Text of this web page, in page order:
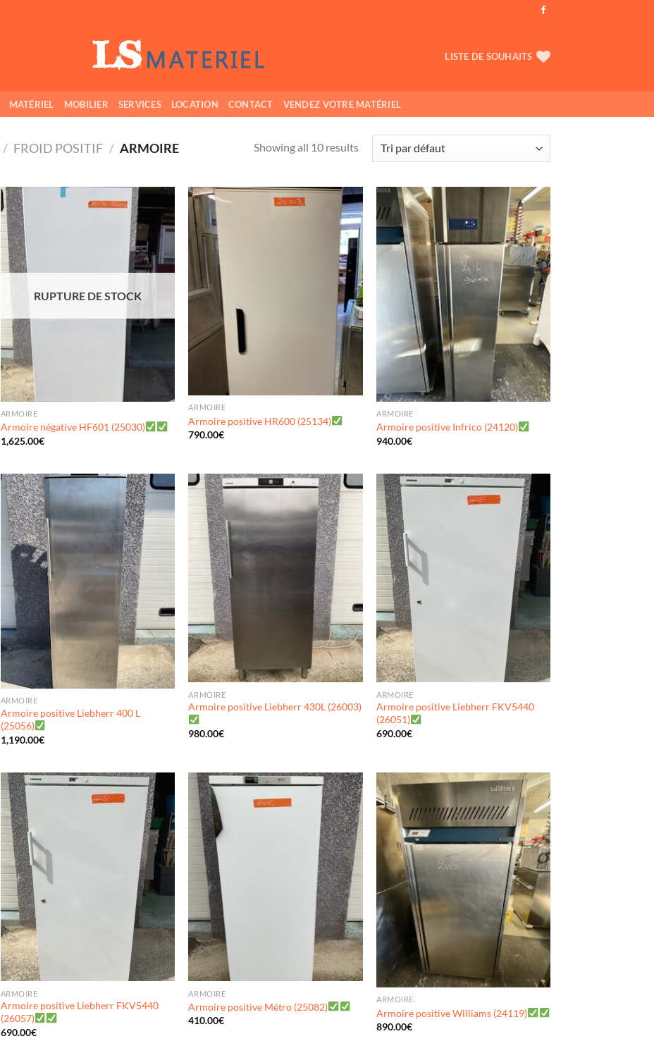
LISTE DE SOUHAITS
MATÉRIEL MOBILIER SERVICES LOCATION CONTACT VENDEZ VOTRE MATÉRIEL
/ FROID POSITIF / ARMOIRE Showing all 10 results
Ajouter
wishlist
RUPTURE DE STOCK
ARMOIRE
Armoire négative HF601 (25030)
1,625.00€
Ajouter
à ma
wishlist
ARMOIRE
Armoire positive HR600 (25134)
790.00€
Ajouter
à ma
wishlist
ARMOIRE
Armoire positive Infrico (24120)
940.00€
Ajouter
à ma
wishlist
ARMOIRE
Armoire positive Liebherr 400 L
(25056)
1,190.00€
Ajouter
à ma
wishlist
ARMOIRE
Armoire positive Liebherr 430L (26003)
980.00€
Ajouter
à ma
wishlist
ARMOIRE
Armoire positive Liebherr FKV5440
(26051)
690.00€
Ajouter
à ma
wishlist
ARMOIRE
Armoire positive Liebherr FKV5440
(26057)
690.00€
Ajouter
à ma
wishlist
ARMOIRE
Armoire positive Métro (25082)
410.00€
Ajouter
à ma
wishlist
ARMOIRE
Armoire positive Williams (24119)
890.00€